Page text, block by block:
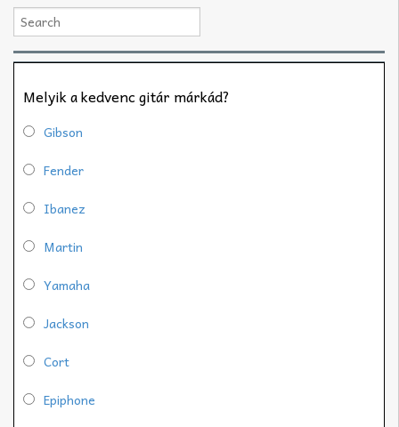
Melyik a kedvenc gitár márkád?
Gibson
Fender
Ibanez
Martin
Yamaha
Jackson
Cort
Epiphone